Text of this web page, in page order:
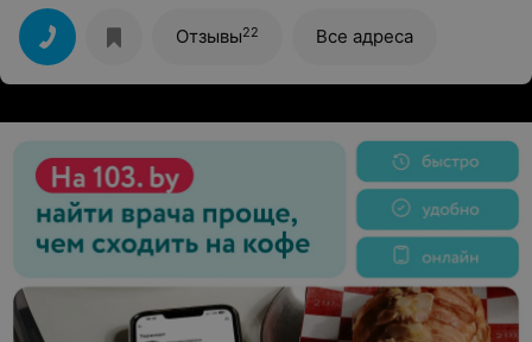
невкусный. Я так и не дождалась свою пасту. Уже
никаких нервов и сил не хватало слышать обещания
про еще три минуточки и вот-вот. Обещали
приготовить все за 20 минут, а ждали еду 40 минут.
Бариста не смог с первого раза приготовить матча
похожего на матчу и рассказывал про какие-то
трудности с кофе машиной. Зачем мне все это как
посетителю слушать?! В итоге за переделку в чеке
появился плюс 1 рубль. Это просто какой-то сюр.
Насколько это глупо, нелепо и плохо.
Отзывы22 Все адреса